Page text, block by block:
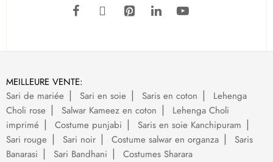
MEILLEURE VENTE:
Sari de mariée
Sari en soie Saris en coton
Lehenga
Choli rose
Salwar Kameez en coton
Lehenga Choli
imprimé
Costume punjabi
Saris en soie Kanchipuram
Sari rouge
Sari noir Costume salwar en organza
Saris
Banarasi
Sari Bandhani
Costumes Sharara